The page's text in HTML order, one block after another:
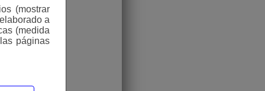
(mostrar
a
(medida
páginas